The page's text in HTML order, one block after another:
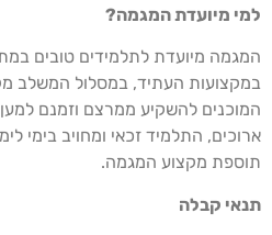
מיועדת המגמה?
מיועדת לתלמידים טובים
העתיד, במסלול המשלב
להשקיע ממרצם וזמנם למען
התלמיד זכאי ומחויב בימי
מקצוע המגמה.
קבלה